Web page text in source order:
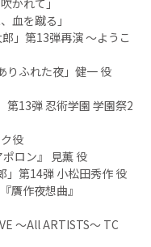
血を蹴る」
」第13弾再演 〜ようこ
りふれた夜」健一 役
第13弾 忍術学園 学園祭2
役
ロン』 見薫 役
」第14弾 小松田秀作 役
贋作夜想曲』
〜All ARTISTS〜 TC